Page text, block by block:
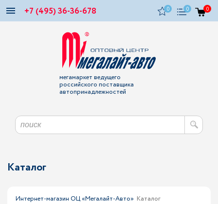
+7 (495) 36-36-678 0 0 0
мегамаркет ведущего
российского поставщика
автопринадлежностей
Каталог
Интернет-магазин ОЦ «Мегалайт-Авто» Каталог